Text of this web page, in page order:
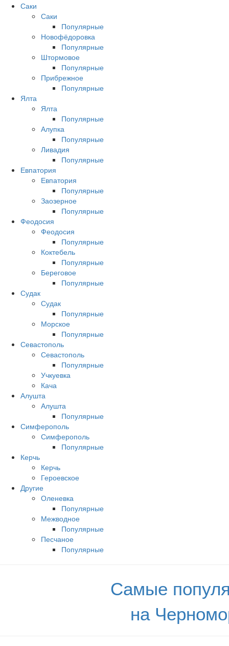
Саки
Саки
Популярные
Новофёдоровка
Популярные
Штормовое
Популярные
Прибрежное
Популярные
Ялта
Ялта
Популярные
Алупка
Популярные
Ливадия
Популярные
Евпатория
Евпатория
Популярные
Заозерное
Популярные
Феодосия
Феодосия
Популярные
Коктебель
Популярные
Береговое
Популярные
Судак
Судак
Популярные
Морское
Популярные
Севастополь
Севастополь
Популярные
Учкуевка
Кача
Алушта
Алушта
Популярные
Симферополь
Симферополь
Популярные
Керчь
Керчь
Героевское
Другие
Оленевка
Популярные
Межводное
Популярные
Песчаное
Популярные
Самые
на